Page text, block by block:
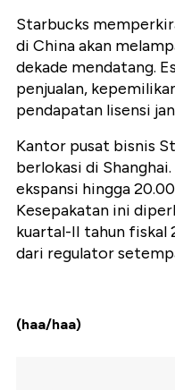
Starbucks
di China akan
dekade mendatang.
penjualan,
pendapatan lisensi
Kantor pusat bisnis
berlokasi di
ekspansi hingga
Kesepakatan ini
kuartal-II tahun fiskal
dari regulator
(haa/haa)